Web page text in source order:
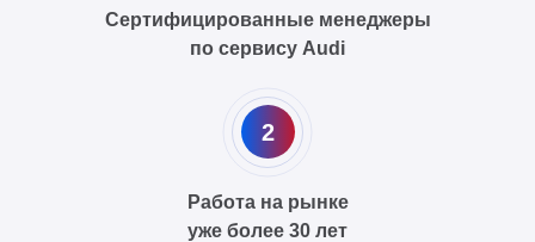
Сертифицированные менеджеры
по сервису Audi
2
Работа на рынке
уже более 30 лет